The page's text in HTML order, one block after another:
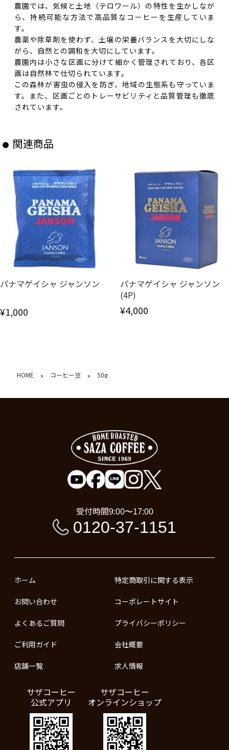
農園では、気候と土地（テロワール）の特性を生かしなが
ら、持続可能な方法で高品質なコーヒーを生産していま
す。
農薬や除草剤を使わず、土壌の栄養バランスを大切にしな
がら、自然との調和を大切にしています。
農園内は小さな区画に分けて細かく管理されており、各区
画は自然林で仕切られています。
この森林が害虫の侵入を防ぎ、地域の生態系も守っていま
す。また、区画ごとのトレーサビリティと品質管理も徹底
されています。
関連商品
パナマゲイシャ ジャンソン
¥1,000
パナマゲイシャ ジャンソン
(4P)
¥4,000
HOME » コーヒー豆 » 50g
受付時間9:00〜17:00
0120-37-1151
ホーム
お問い合わせ
よくあるご質問
ご利用ガイド
店舗一覧
特定商取引に関する表示
コーポレートサイト
プライバシーポリシー
会社概要
求人情報
サザコーヒー
公式アプリ
サザコーヒー
オンラインショップ